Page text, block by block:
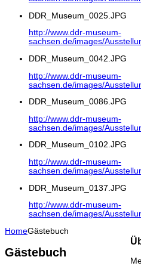
DDR_Museum_0025.JPG
http://www.ddr-museum-
sachsen.de/images/
DDR_Museum_0042.JPG
http://www.ddr-museum-
sachsen.de/images/
DDR_Museum_0086.JPG
http://www.ddr-museum-
sachsen.de/images/
DDR_Museum_0102.JPG
http://www.ddr-museum-
sachsen.de/images/
DDR_Museum_0137.JPG
http://www.ddr-museum-
sachsen.de/images/
HomeGästebuch
Gästebuch